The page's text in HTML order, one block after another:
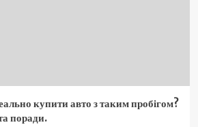
купити авто з таким пробігом?
поради.